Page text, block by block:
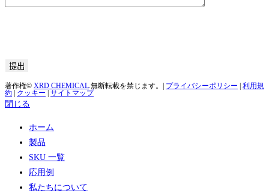
著作権© XRD CHEMICAL.無断転載を禁じます。| プライバシーポリシー
利用規
約
クッキー サイトマップ
閉じる
ホーム
製品
SKU 一覧
応用例
私たちについて